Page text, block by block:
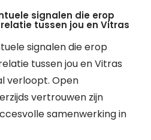
signalen die erop
tussen jou en Vitras
signalen die erop
tussen jou en Vitras
verloopt. Open
vertrouwen zijn
samenwerking in